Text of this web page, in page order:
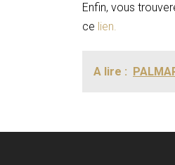
Enfin, vous
ce lien.
A lire :